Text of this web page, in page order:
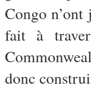
Congo
fait à
donc